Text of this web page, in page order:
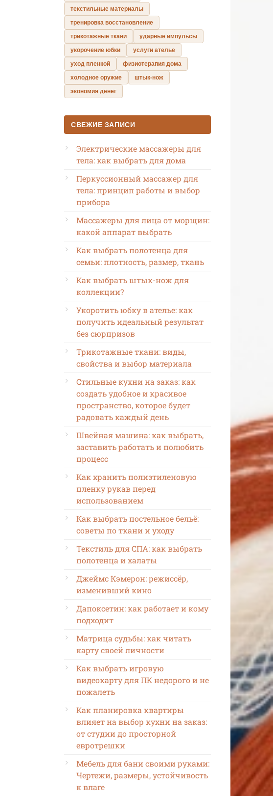
текстильные материалы
тренировка восстановление
трикотажные ткани
ударные импульсы
укорочение юбки
услуги ателье
уход пленкой
физиотерапия дома
холодное оружие
штык-нож
экономия денег
СВЕЖИЕ ЗАПИСИ
Электрические массажеры для
тела: как выбрать для дома
Перкуссионный массажер для
тела: принцип работы и выбор
прибора
Массажеры для лица от морщин:
какой аппарат выбрать
Как выбрать полотенца для
семьи: плотность, размер, ткань
Как выбрать штык-нож для
коллекции?
Укоротить юбку в ателье: как
получить идеальный результат
без сюрпризов
Трикотажные ткани: виды,
свойства и выбор материала
Стильные кухни на заказ: как
создать удобное и красивое
пространство, которое будет
радовать каждый день
Швейная машина: как выбрать,
заставить работать и полюбить
процесс
Как хранить полиэтиленовую
пленку рукав перед
использованием
Как выбрать постельное бельё:
советы по ткани и уходу
Текстиль для СПА: как выбрать
полотенца и халаты
Джеймс Кэмерон: режиссёр,
изменивший кино
Дапоксетин: как работает и кому
подходит
Матрица судьбы: как читать
карту своей личности
Как выбрать игровую
видеокарту для ПК недорого и не
пожалеть
Как планировка квартиры
влияет на выбор кухни на заказ:
от студии до просторной
евротрешки
Мебель для бани своими руками:
Чертежи, размеры, устойчивость
к влаге